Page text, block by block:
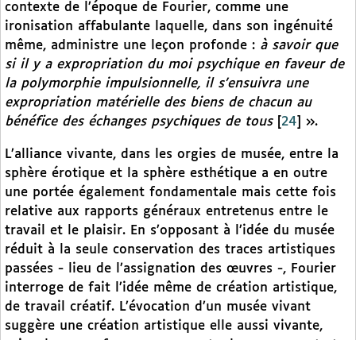
contexte de l’époque de Fourier, comme une
ironisation affabulante laquelle, dans son ingénuité
même, administre une leçon profonde : à savoir que
si il y a expropriation du moi psychique en faveur de
la polymorphie impulsionnelle, il s’ensuivra une
expropriation matérielle des biens de chacun au
bénéfice des échanges psychiques de tous[ 24 ».
L’alliance vivante, dans les orgies de musée, entre la
sphère érotique et la sphère esthétique a en outre
une portée également fondamentale mais cette fois
relative aux rapports généraux entretenus entre le
travail et le plaisir. En s’opposant à l’idée du musée
réduit à la seule conservation des traces artistiques
passées - lieu de l’assignation des œuvres -, Fourier
interroge de fait l’idée même de création artistique,
de travail créatif. L’évocation d’un musée vivant
suggère une création artistique elle aussi vivante,